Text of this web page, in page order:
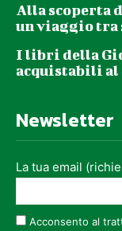
Alla scoperta
un viaggio
I libri della
acquistabili al
Newsletter
La tua email
Acconsento al